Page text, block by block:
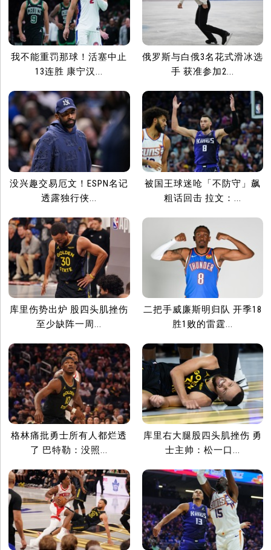
我不能重罚那球！活塞中止
13连胜 康宁汉...
俄罗斯与白俄3名花式滑冰选
手 获准参加2...
没兴趣交易厄文！ESPN名记
透露独行侠...
被国王球迷呛「不防守」飙
粗话回击 拉文：...
库里伤势出炉 股四头肌挫伤
至少缺阵一周...
二把手威廉斯明归队 开季18
胜1败的雷霆...
格林痛批勇士所有人都烂透
了 巴特勒：没照...
库里右大腿股四头肌挫伤 勇
士主帅：松一口...